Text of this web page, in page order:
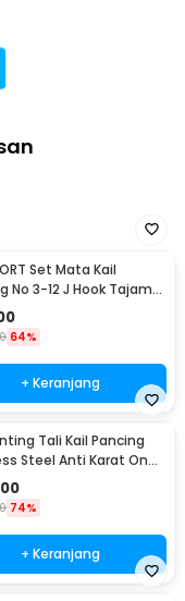
storage
menjadi lebih efisien
perlengkapan di
Set Mata Kail
No 3-12 J Hook Tajam
with Box - 94151-BE
64%
+ Keranjang
Tali Kail Pancing
Steel Anti Karat One
74%
+ Keranjang